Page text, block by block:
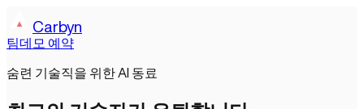
Carbyn
팀데모 예약
숨련 기술직을 위한 AI 동료